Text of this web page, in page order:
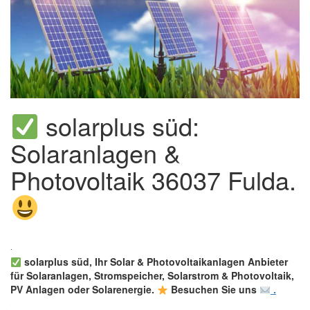
solarplus süd:
Solaranlagen &
Photovoltaik 36037 Fulda.
solarplus süd, Ihr Solar & Photovoltaikanlagen Anbieter
für Solaranlagen, Stromspeicher, Solarstrom & Photovoltaik,
PV Anlagen oder Solarenergie.
Besuchen Sie uns .